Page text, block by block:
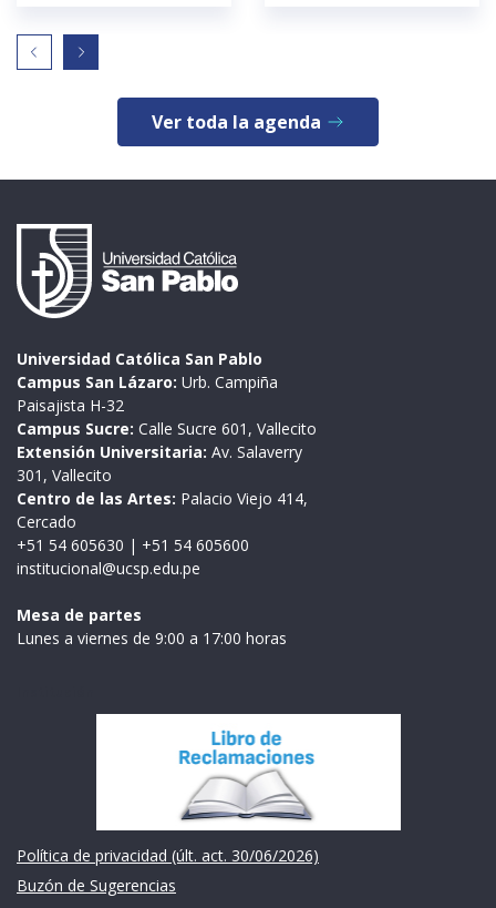
Ver toda la agenda
Universidad Católica San Pablo
Campus San Lázaro: Urb. Campiña
Paisajista H-32
Campus Sucre: Calle Sucre 601, Vallecito
Extensión Universitaria: Av. Salaverry
301, Vallecito
Centro de las Artes: Palacio Viejo 414,
Cercado
+51 54 605630 | +51 54 605600
institucional@ucsp.edu.pe
Mesa de partes
Lunes a viernes de 9:00 a 17:00 horas
Política de privacidad (últ. act. 30/06/2026)
Buzón de Sugerencias